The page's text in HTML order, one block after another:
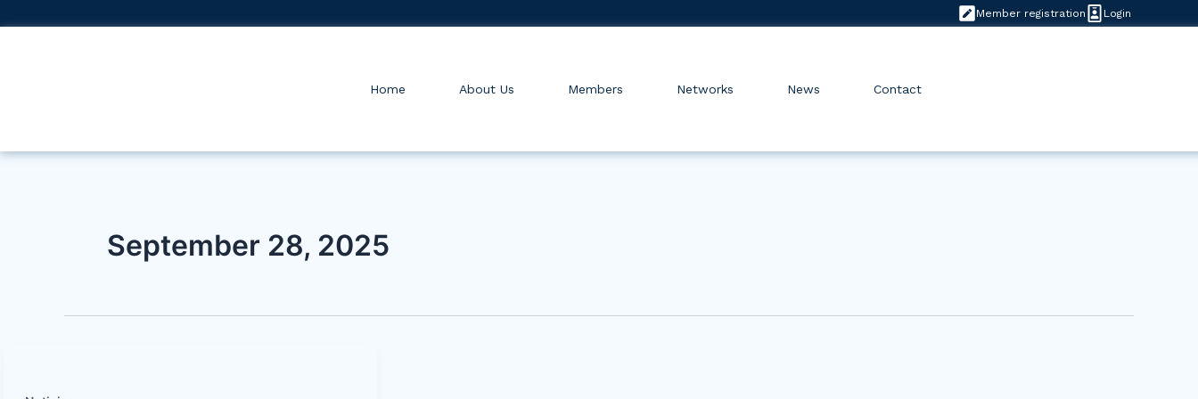
Login
Member registration
Home About Us Members Networks News Contact
September 28, 2025